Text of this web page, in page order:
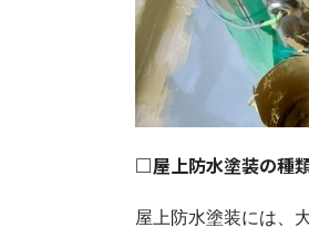
□屋上防水塗装の種
屋上防水塗装には、